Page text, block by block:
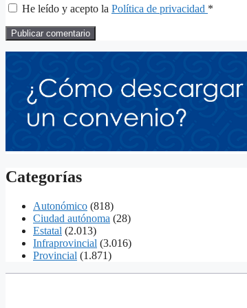
He leído y acepto la Política de privacidad *
Categorías
Autonómico (818)
Ciudad autónoma (28)
Estatal (2.013)
Infraprovincial (3.016)
Provincial (1.871)